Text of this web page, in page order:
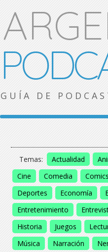
GUÍA DE
Temas: Actualidad
Cine
Comedia Comics
Deportes
Economía
Entretenimiento
Historia
Juegos
Música
Narración